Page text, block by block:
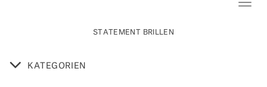
STATEMENT BRILLEN
KATEGORIEN